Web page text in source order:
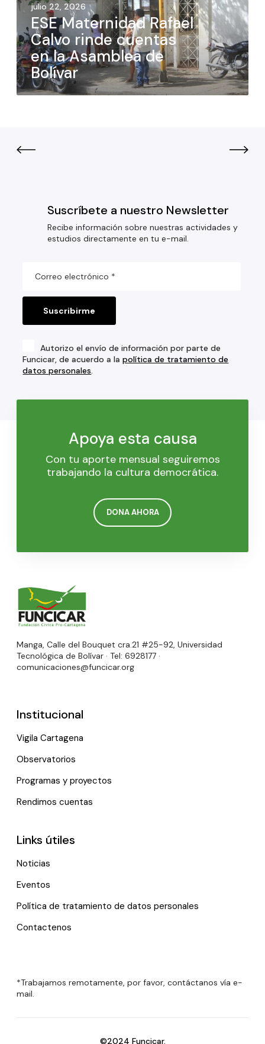
julio 22, 2026
ESE Maternidad Rafael
Calvo rinde cuentas
en la Asamblea de
Bolívar
Suscríbete a nuestro Newsletter
Recibe información sobre nuestras actividades y
estudios directamente en tu e-mail.
Autorizo el envío de información por parte de
Funcicar, de acuerdo a lapolítica de tratamiento de
datos personales
Apoya esta causa
Con tu aporte mensual seguiremos
trabajando la cultura democrática.
DONA AHORA
Manga, Calle del Bouquet cra.21 #25-92, Universidad
Tecnológica de Bolívar · Tel: 6928177 ·
comunicaciones@funcicar.org
Institucional
Vigila Cartagena
Observatorios
Programas y proyectos
Rendimos cuentas
Links útiles
Noticias
Eventos
Política de tratamiento de datos personales
Contactenos
*Trabajamos remotamente, por favor, contáctanos vía e-
mail.
©2024 Funcicar.